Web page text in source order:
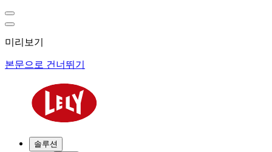
미리보기
본문으로 건너뛰기
솔루션